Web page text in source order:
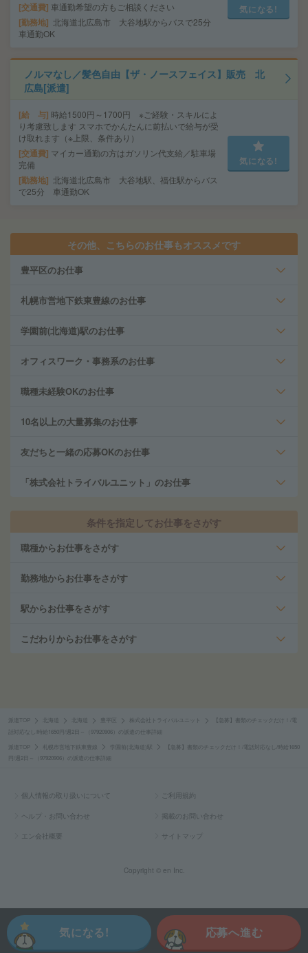
応募へ進む
気になる!
交通費 車通勤希望の方もご相談ください
勤務地
北海道北広島市 大谷地駅からバスで25分
車通勤OK
気になる!
ノルマなし／髪色自由【ザ・ノースフェイス】販売 北
広島[派遣]
給 与 時給1500円～1700円 ※ご経験・スキルによ
り考慮致します スマホでかんたんに前払いで給与が受
け取れます（※上限、条件あり）
交通費 マイカー通勤の方はガソリン代支給／駐車場
完備
勤務地
北海道北広島市 大谷地駅、福住駅からバス
で25分 車通勤OK
気になる!
その他、こちらのお仕事もオススメです
豊平区のお仕事
札幌市営地下鉄東豊線のお仕事
学園前(北海道)駅のお仕事
オフィスワーク・事務系のお仕事
職種未経験OKのお仕事
10名以上の大量募集のお仕事
友だちと一緒の応募OKのお仕事
「株式会社トライバルユニット」のお仕事
条件を指定してお仕事をさがす
職種からお仕事をさがす
勤務地からお仕事をさがす
駅からお仕事をさがす
こだわりからお仕事をさがす
派遣TOP 北海道 北海道 豊平区 株式会社トライバルユニット
【急募】書類のチェックだけ！/電
話対応なし/時給1650円/週2日～（97920906）の派遣の仕事詳細
派遣TOP 札幌市営地下鉄東豊線 学園前(北海道)駅
【急募】書類のチェックだけ！/電話対応なし/時給1650
円/週2日～（97920906）の派遣の仕事詳細
個人情報の取り扱いについて ご利用規約
ヘルプ・お問い合わせ 掲載のお問い合わせ
エン会社概要 サイトマップ
Copyright © en Inc.